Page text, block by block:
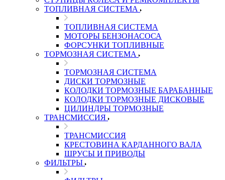
ТОПЛИВНАЯ СИСТЕМА
ТОПЛИВНАЯ СИСТЕМА
МОТОРЫ БЕНЗОНАСОСА
ФОРСУНКИ ТОПЛИВНЫЕ
ТОРМОЗНАЯ СИСТЕМА
ТОРМОЗНАЯ СИСТЕМА
ДИСКИ ТОРМОЗНЫЕ
КОЛОДКИ ТОРМОЗНЫЕ БАРАБАННЫЕ
КОЛОДКИ ТОРМОЗНЫЕ ДИСКОВЫЕ
ЦИЛИНДРЫ ТОРМОЗНЫЕ
ТРАНСМИССИЯ
ТРАНСМИССИЯ
КРЕСТОВИНА КАРДАННОГО ВАЛА
ШРУСЫ И ПРИВОДЫ
ФИЛЬТРЫ